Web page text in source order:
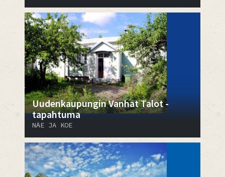
Uudenkaupungin Vanhat Talot -
tapahtuma
NÄE JA KOE